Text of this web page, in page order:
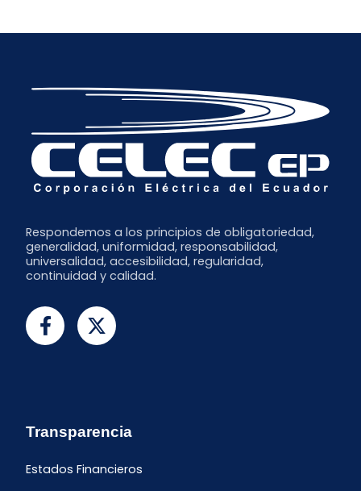
Respondemos a los principios de obligatoriedad,
generalidad, uniformidad, responsabilidad,
universalidad, accesibilidad, regularidad,
continuidad y calidad.
Transparencia
Estados Financieros